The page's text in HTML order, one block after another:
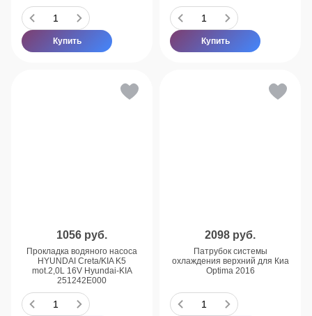
Купить Купить
1056 руб.
Прокладка водяного насоса
HYUNDAI Creta/KIA K5
mot.2,0L 16V Hyundai-KIA
251242E000
2098 руб.
Патрубок системы
охлаждения верхний для Киа
Optima 2016